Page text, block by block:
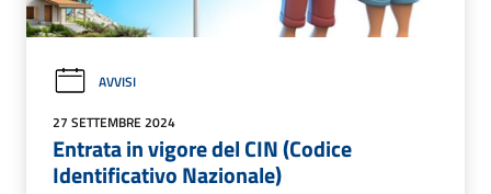
AVVISI
27 SETTEMBRE 2024
Entrata in vigore del CIN (Codice
Identificativo Nazionale)